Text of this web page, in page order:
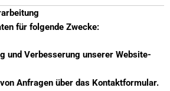
für folgende Zwecke:
und Verbesserung unserer Website-
Anfragen über das Kontaktformular.